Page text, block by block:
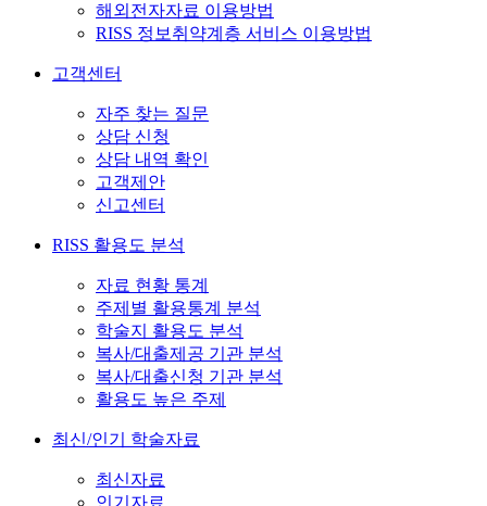
해외전자자료 이용방법
RISS 정보취약계층 서비스 이용방법
고객센터
자주 찾는 질문
상담 신청
상담 내역 확인
고객제안
신고센터
RISS 활용도 분석
자료 현황 통계
주제별 활용통계 분석
학술지 활용도 분석
복사/대출제공 기관 분석
복사/대출신청 기관 분석
활용도 높은 주제
최신/인기 학술자료
최신자료
인기자료